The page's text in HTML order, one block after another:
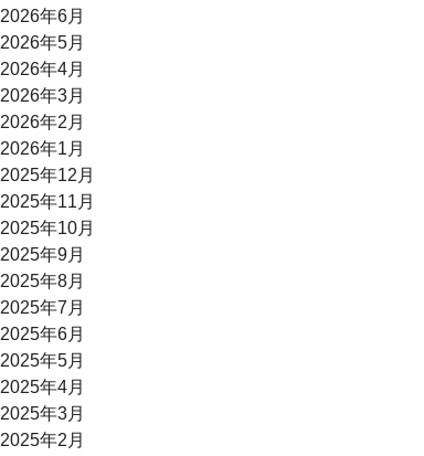
2026年6月
2026年5月
2026年4月
2026年3月
2026年2月
2026年1月
2025年12月
2025年11月
2025年10月
2025年9月
2025年8月
2025年7月
2025年6月
2025年5月
2025年4月
2025年3月
2025年2月